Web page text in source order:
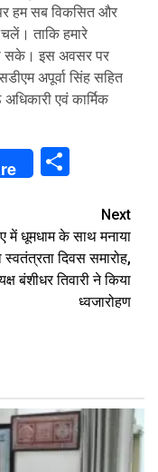
हम सब विकसित और
ताकि हमारे
सके। इस अवसर पर
अपूर्वा सिंह सहित
एवं कार्मिक
Next
में धूमधाम के साथ मनाया
स्वतंत्रता दिवस समारोह,
बंशीधर तिवारी ने किया
ध्वजारोहण